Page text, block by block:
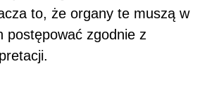
to, że organy te muszą w
postępować zgodnie z